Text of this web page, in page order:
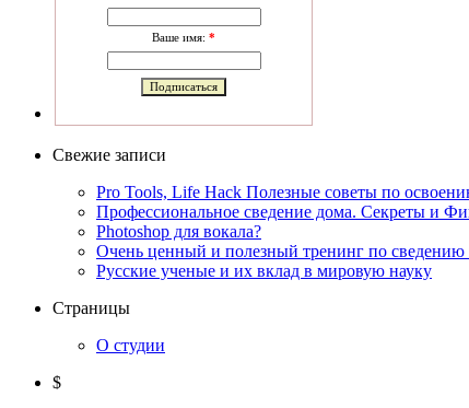
Ваше имя: *
Свежие записи
Pro Tools, Life Hack Полезные советы по
Профессиональное сведение дома. Секреты и
Photoshop для вокала?
Очень ценный и полезный тренинг по сведению
Русские ученые и их вклад в мировую науку
Страницы
О студии
$